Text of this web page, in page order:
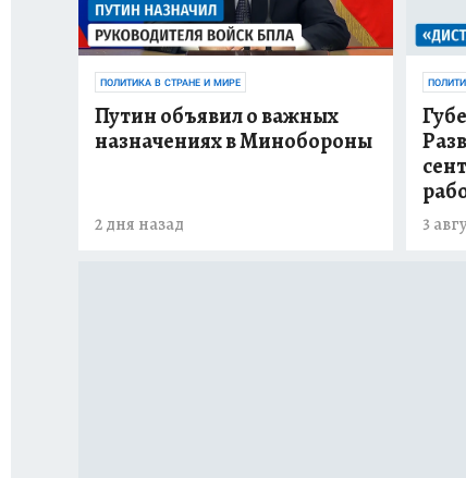
ПОЛИТИКА В СТРАНЕ И МИРЕ
Путин объявил о важных
назначениях в Минобороны
2 дня назад 3